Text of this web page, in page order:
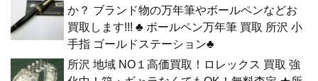
か？ ブランド物の万年筆やボールペンなどお
買取します!!! ♣ ボールペン万年筆 買取 所沢 小
手指 ゴールドステーション♣
所沢 地域 NO１高価買取！ロレックス 買取 強